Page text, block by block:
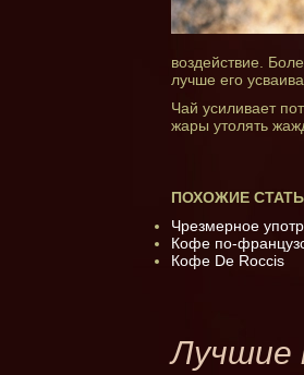
воздействие.
лучше его
Чай усиливает
жары утолять
ПОХОЖИЕ
Чрезмерное
Кофе по-
Кофе De Roccis
Лучшие